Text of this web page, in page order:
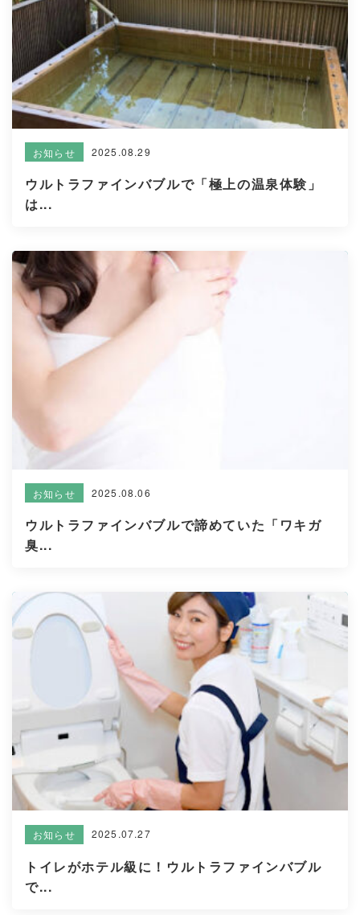
お知らせ 2025.08.29
ウルトラファインバブルで「極上の温泉体験」
は...
お知らせ 2025.08.06
ウルトラファインバブルで諦めていた「ワキガ
臭...
お知らせ 2025.07.27
トイレがホテル級に！ウルトラファインバブル
で...